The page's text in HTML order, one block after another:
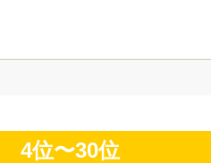
4位〜30位